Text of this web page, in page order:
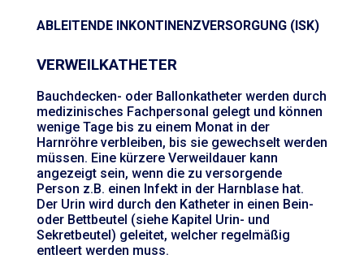
ABLEITENDE INKONTINENZVERSORGUNG (ISK)
VERWEILKATHETER
Bauchdecken- oder Ballonkatheter werden durch
medizinisches Fachpersonal gelegt und können
wenige Tage bis zu einem Monat in der
Harnröhre verbleiben, bis sie gewechselt werden
müssen. Eine kürzere Verweildauer kann
angezeigt sein, wenn die zu versorgende
Person z.B. einen Infekt in der Harnblase hat.
Der Urin wird durch den Katheter in einen Bein-
oder Bettbeutel (siehe Kapitel Urin- und
Sekretbeutel) geleitet, welcher regelmäßig
entleert werden muss.